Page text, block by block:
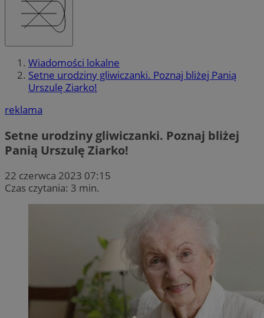
Wiadomości lokalne
Setne urodziny gliwiczanki. Poznaj bliżej Panią
Urszulę Ziarko!
reklama
Setne urodziny gliwiczanki. Poznaj bliżej
Panią Urszulę Ziarko!
22 czerwca 2023 07:15
Czas czytania: 3 min.